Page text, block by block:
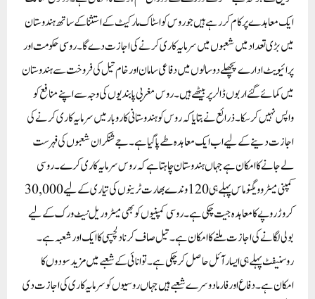
ایک معاہدے پر کام کر رہے ہیں جو روس کو اسٹاک مارکیٹ کے استثنا کے ساتھ ہندوستان
میں بڑی تعداد میں شعبوں میں سرمایہ کاری کرنے کی اجازت دے گا۔ روسی حکومت اور
پرائیویٹ ادارے پچھلے دو سالوں میں دفاعی سامان اور خام تیل کی فروخت سے ہندوستان
میں کمائے گئے اربوں ڈالر پر بیٹھے ہیں۔روس مغربی پابندیوں کی وجہ سے اپنے منافع کو
واپس نہیں کر سکا۔ ذرائع نے بتایا کہ روس کو ہندوستانی کاروبار میں سرمایہ کاری کرنے کی
اجازت دینے کے لیے اب ایک معاہدہ طے پا گیا ہے۔ جے شنکر ان شعبوں کی فہرست
لے جانے کا امکان ہے جہاں ہندوستان چاہتا ہے کہ روس سرمایہ کاری کرے۔روسی
کمپنی میٹرو ویگنوماس پہلے ہی 120 وندے بھارت ٹرینوں کی تیاری کے لیے 30,000
کروڑ روپے کا معاہدہ جیت چکی ہے۔ روسی کمپنیوں کو بھی میٹرو ریل نیٹ ورک کے لیے
بولی لگانے کی اجازت ملنے کا امکان ہے۔ تیل صاف کرنا دلچسپی کا ایک اور شعبہ ہے۔
روسنیفٹ پہلے ہی ایسا ر آئل حاصل کر چکی ہے۔ توانائی کے شعبے میں مزید سودوں کا
امکان ہے۔ دفاع اور فارما دوسرے شعبے ہیں جہاں روسیوں کو سرمایہ کاری کی اجازت دی